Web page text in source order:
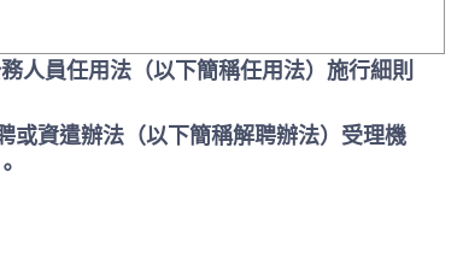
人員任用法（以下簡稱任用法）施行細則
或資遣辦法（以下簡稱解聘辦法）受理機